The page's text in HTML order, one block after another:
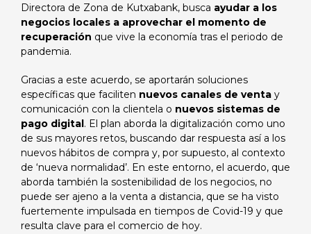
Directora de Zona de Kutxabank, busca ayudar a los
negocios locales a aprovechar el momento de
recuperación que vive la economía tras el periodo de
pandemia.
Gracias a este acuerdo, se aportarán soluciones
específicas que faciliten nuevos canales de venta y
comunicación con la clientela o nuevos sistemas de
pago digital. El plan aborda la digitalización como uno
de sus mayores retos, buscando dar respuesta así a los
nuevos hábitos de compra y, por supuesto, al contexto
de ‘nueva normalidad’. En este entorno, el acuerdo, que
aborda también la sostenibilidad de los negocios, no
puede ser ajeno a la venta a distancia, que se ha visto
fuertemente impulsada en tiempos de Covid-19 y que
resulta clave para el comercio de hoy.